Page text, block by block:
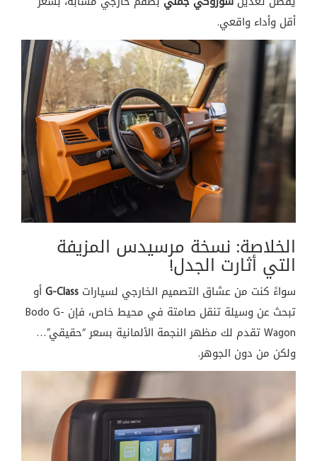
أقل وأداء واقعي.
الخلاصة: نسخة مرسيدس المزيفة
التي أثارت الجدل!
سواءً كنت من عشاق التصميم الخارجي لسيارات G-Classأو
تبحث عن وسيلة تنقل صامتة في محيط خاص، فإن Bodo G-
Wagon تقدم لك مظهر النجمة الألمانية بسعر “حقيقي”…
ولكن من دون الجوهر.